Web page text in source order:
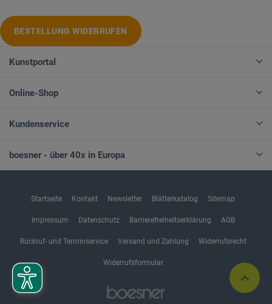
BESTELLUNG WIDERRUFEN
Kunstportal
Online-Shop
Kundenservice
boesner - über 40x in Europa
Startseite Kontakt Newsletter Blätterkatalog Sitemap
Impressum Datenschutz Barrierefreiheitserklärung AGB
Rückruf- und Terminservice Versand und Zahlung Widerrufsrecht
Widerrufsformular